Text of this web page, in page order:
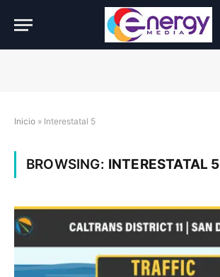
Inicio » Interestatal 5
BROWSING: INTERESTATAL 5